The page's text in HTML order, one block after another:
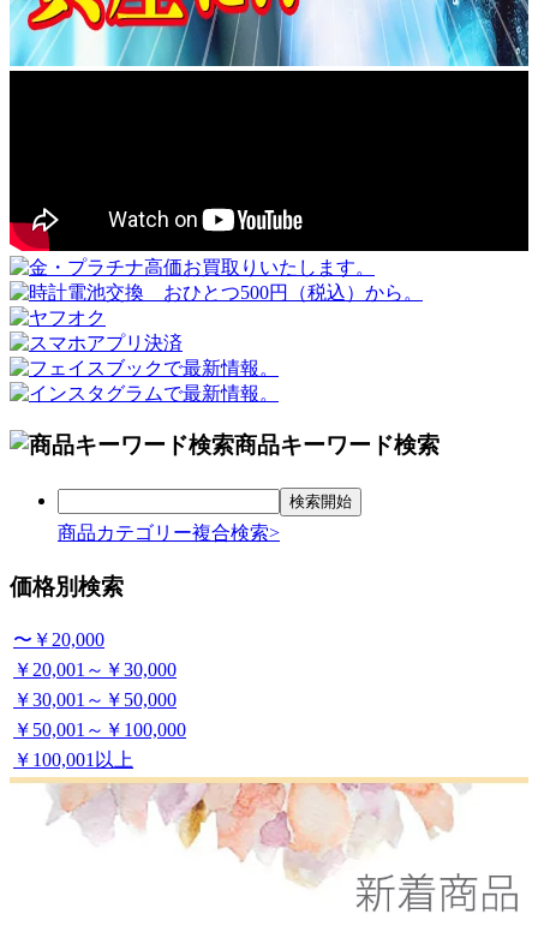
商品キーワード検索
商品カテゴリー複合検索>
価格別検索
〜￥20,000
￥20,001～￥30,000
￥30,001～￥50,000
￥50,001～￥100,000
￥100,001以上